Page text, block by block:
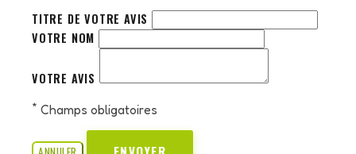
TITRE DE VOTRE AVIS
VOTRE NOM
VOTRE AVIS
* Champs obligatoires